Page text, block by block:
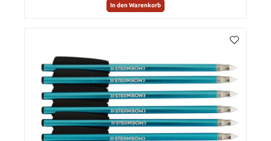
In den Warenkorb